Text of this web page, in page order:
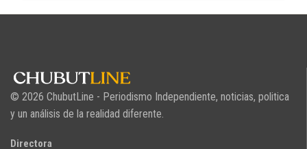
© 2026 ChubutLine - Periodismo Independiente, noticias, politica
y un análisis de la realidad diferente.
Directora